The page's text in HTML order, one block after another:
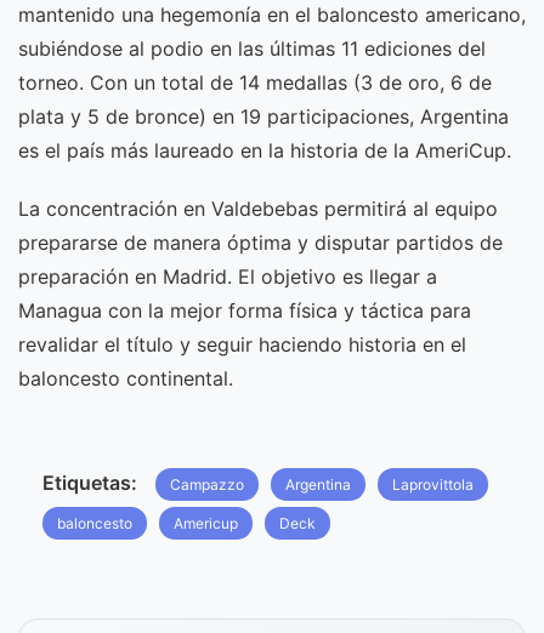
mantenido una hegemonía en el baloncesto americano,
subiéndose al podio en las últimas 11 ediciones del
torneo. Con un total de 14 medallas (3 de oro, 6 de
plata y 5 de bronce) en 19 participaciones, Argentina
es el país más laureado en la historia de la AmeriCup.
La concentración en Valdebebas permitirá al equipo
prepararse de manera óptima y disputar partidos de
preparación en Madrid. El objetivo es llegar a
Managua con la mejor forma física y táctica para
revalidar el título y seguir haciendo historia en el
baloncesto continental.
Etiquetas: Campazzo Argentina Laprovittola
baloncesto Americup Deck